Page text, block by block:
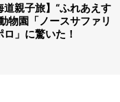
道親子旅】“ふれあえす
物園「ノースサファリ
ロ」に驚いた！